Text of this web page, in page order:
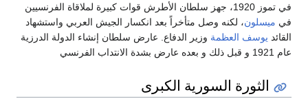
في تموز 1920، جهز سلطان الأطرش قوات كبيرة لملاقاة الفرنسيين
في ميسلون، لكنه وصل متأخراً بعد انكسار الجيش العربي واستشهاد
القائد يوسف العظمة وزير الدفاع. عارض سلطان إنشاء الدولة الدرزية
عام 1921 و قبل ذلك و بعده عارض بشدة الانتداب الفرنسي
الثورة السورية الكبرى